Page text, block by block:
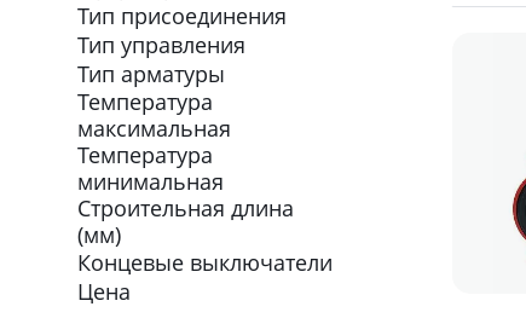
Тип присоединения
Тип управления
Тип арматуры
Температура
максимальная
Температура
минимальная
Строительная длина
(мм)
Концевые выключатели
Цена